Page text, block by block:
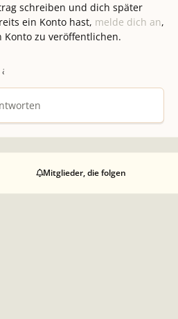
schreiben und dich später
ein Konto hast, melde dich an,
zu veröffentlichen.
Mitglieder, die folgen